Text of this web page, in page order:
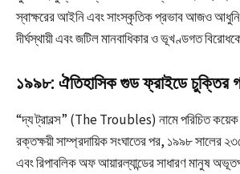
স্বাক্ষরের আইনি এবং সাংস্কৃতিক প্রভাব আজও
দীর্ঘস্থায়ী এবং জটিল মানবাধিকার ও ভূখণ্ডগত
১৯৯৮: ঐতিহাসিক গুড ফ্রাইডে চুক্তির
“দ্য ট্রাবল্স” (The Troubles) নামে পরিচিত
রক্তক্ষয়ী সাম্প্রদায়িক সংঘাতের পর, ১৯৯৮ সালের
এবং রিপাবলিক অফ আয়ারল্যান্ডের সাধারণ মানুষ